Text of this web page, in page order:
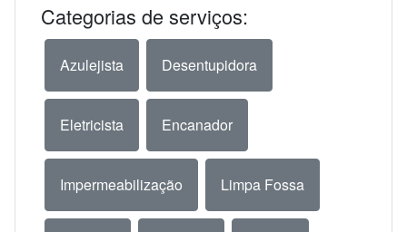
Categorias de serviços:
Azulejista Desentupidora
Eletricista Encanador
Impermeabilização Limpa Fossa